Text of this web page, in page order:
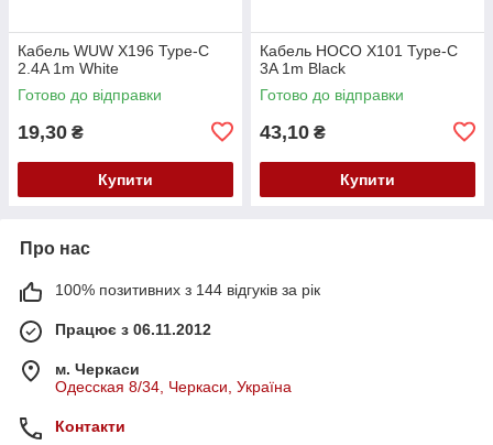
Кабель WUW X196 Type-C
2.4A 1m White
Готово до відправки
19,30 ₴
Купити
Кабель HOCO X101 Type-C
3A 1m Black
Готово до відправки
43,10 ₴
Купити
Про нас
100% позитивних з 144 відгуків за рік
Працює з 06.11.2012
м. Черкаси
Одесская 8/34, Черкаси, Україна
Контакти